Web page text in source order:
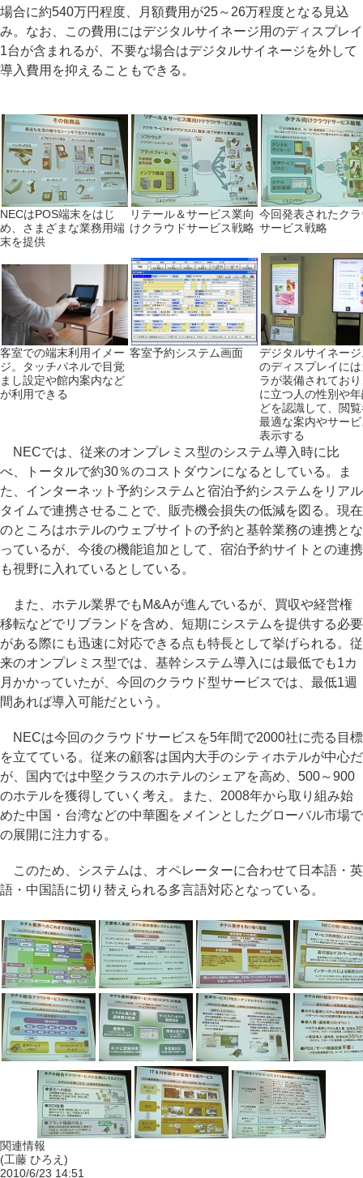
場合に約540万円程度、月額費用が25～26万程度となる見込
み。なお、この費用にはデジタルサイネージ用のディスプレイ
1台が含まれるが、不要な場合はデジタルサイネージを外して
導入費用を抑えることもできる。
NECはPOS端末をはじ
め、さまざまな業務用端
末を提供
リテール＆サービス業向
けクラウドサービス戦略
今回発表されたク
サービス戦略
客室での端末利用イメー
ジ。タッチパネルで目覚
まし設定や館内案内など
が利用できる
客室予約システム画面
デジタルサイネー
のディスプレイに
ラが装備されてお
に立つ人の性別や
どを認識して、閲
最適な案内やサー
表示する
NECでは、従来のオンプレミス型のシステム導入時に比
べ、トータルで約30％のコストダウンになるとしている。ま
た、インターネット予約システムと宿泊予約システムをリアル
タイムで連携させることで、販売機会損失の低減を図る。現在
のところはホテルのウェブサイトの予約と基幹業務の連携とな
っているが、今後の機能追加として、宿泊予約サイトとの連携
も視野に入れているとしている。
また、ホテル業界でもM&Aが進んでいるが、買収や経営権
移転などでリブランドを含め、短期にシステムを提供する必要
がある際にも迅速に対応できる点も特長として挙げられる。従
来のオンプレミス型では、基幹システム導入には最低でも1カ
月かかっていたが、今回のクラウド型サービスでは、最低1週
間あれば導入可能だという。
NECは今回のクラウドサービスを5年間で2000社に売る目標
を立てている。従来の顧客は国内大手のシティホテルが中心だ
が、国内では中堅クラスのホテルのシェアを高め、500～900
のホテルを獲得していく考え。また、2008年から取り組み始
めた中国・台湾などの中華圏をメインとしたグローバル市場で
の展開に注力する。
このため、システムは、オペレーターに合わせて日本語・英
語・中国語に切り替えられる多言語対応となっている。
関連情報
(工藤 ひろえ)
2010/6/23 14:51